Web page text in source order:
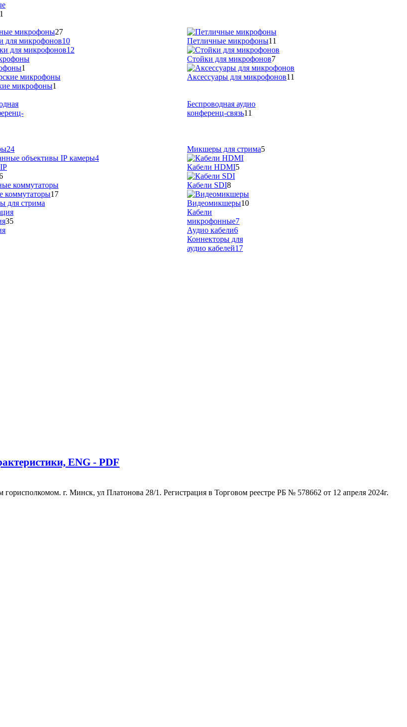
микрофоны27
для микрофонов10
для микрофонов12
1
микрофоны1
Петличные микрофоны11
Стойки для микрофонов7
Аксессуары для микрофонов11
Беспроводная аудио
конференц-связь11
24
объективы IP камеры4
коммутаторы17
Микшеры для стрима5
Кабели HDMI5
Кабели SDI8
Видеомикшеры10
35
Кабели
микрофонные7
Аудио кабели6
Коннекторы для
аудио кабелей17
ENG - PDF
г. Минск, ул Платонова 28/1. Регистрация в Торговом реестре РБ № 578662 от 12 апреля 2024г.